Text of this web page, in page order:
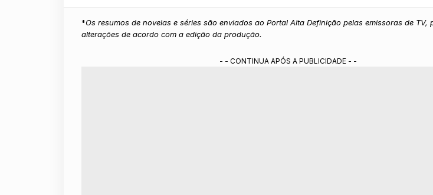
*Os resumos de novelas e séries são enviados ao Portal Alta Definição pelas emissoras de TV,
alterações de acordo com a edição da produção.
- - CONTINUA APÓS A PUBLICIDADE - -